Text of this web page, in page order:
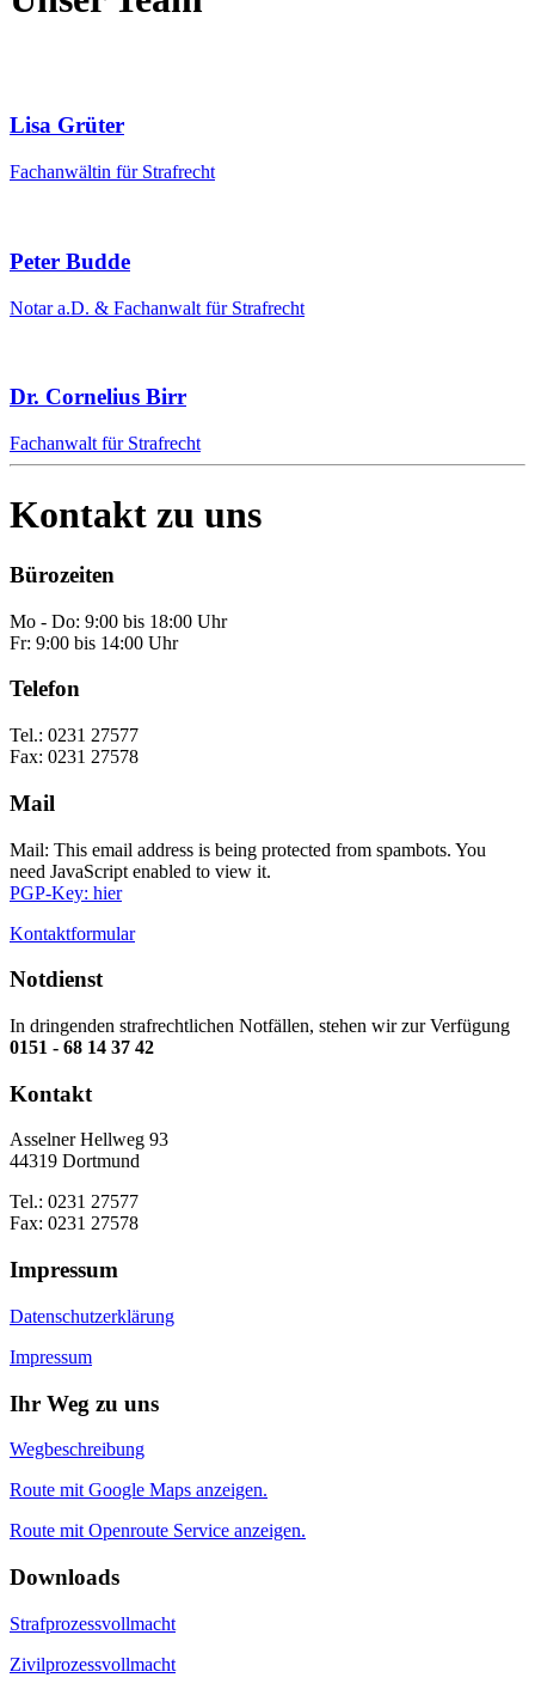
Lisa Grüter
Fachanwältin für Strafrecht
Peter Budde
Notar a.D. & Fachanwalt für Strafrecht
Dr. Cornelius Birr
Fachanwalt für Strafrecht
Kontakt zu uns
Bürozeiten
Mo - Do: 9:00 bis 18:00 Uhr
Fr: 9:00 bis 14:00 Uhr
Telefon
Tel.: 0231 27577
Fax: 0231 27578
Mail
Mail: This email address is being protected from spambots. You
need JavaScript enabled to view it.
PGP-Key: hier
Kontaktformular
Notdienst
In dringenden strafrechtlichen Notfällen, stehen wir zur Verfügung
0151 - 68 14 37 42
Kontakt
Asselner Hellweg 93
44319 Dortmund
Tel.: 0231 27577
Fax: 0231 27578
Impressum
Datenschutzerklärung
Impressum
Ihr Weg zu uns
Wegbeschreibung
Route mit Google Maps anzeigen.
Route mit Openroute Service anzeigen.
Downloads
Strafprozessvollmacht
Zivilprozessvollmacht